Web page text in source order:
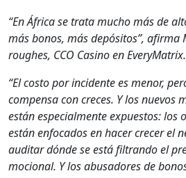
“En África se tra­ta mucho más de
más bonos, más depósi­tos”,
rough­es, CCO Casi­no en Every­Ma­trix.
“El cos­to por inci­dente es menor,
com­pen­sa con cre­ces. Y los nuevos
están espe­cial­mente expuestos: los
están enfo­ca­dos en hac­er cre­cer el
audi­tar dónde se está fil­tran­do el
mo­cional. Y los abu­sadores de